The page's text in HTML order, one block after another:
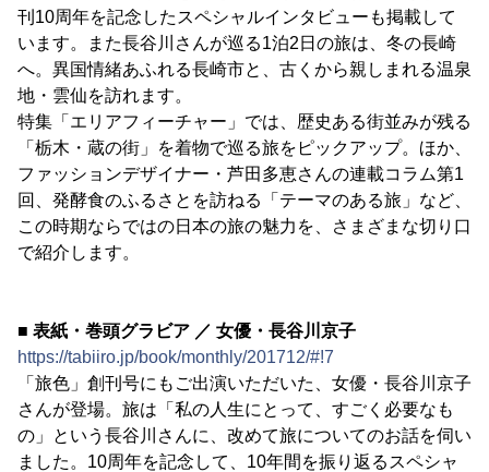
刊10周年を記念したスペシャルインタビューも掲載して
います。また長谷川さんが巡る1泊2日の旅は、冬の長崎
へ。異国情緒あふれる長崎市と、古くから親しまれる温泉
地・雲仙を訪れます。
特集「エリアフィーチャー」では、歴史ある街並みが残る
「栃木・蔵の街」を着物で巡る旅をピックアップ。ほか、
ファッションデザイナー・芦田多恵さんの連載コラム第1
回、発酵食のふるさとを訪ねる「テーマのある旅」など、
この時期ならではの日本の旅の魅力を、さまざまな切り口
で紹介します。
■ 表紙・巻頭グラビア ／ 女優・長谷川京子
https://tabiiro.jp/book/monthly/201712/#!7
「旅色」創刊号にもご出演いただいた、女優・長谷川京子
さんが登場。旅は「私の人生にとって、すごく必要なも
の」という長谷川さんに、改めて旅についてのお話を伺い
ました。10周年を記念して、10年間を振り返るスペシャ